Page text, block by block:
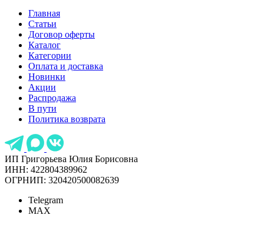
Главная
Статьи
Договор оферты
Каталог
Категории
Оплата и доставка
Новинки
Акции
Распродажа
В пути
Политика возврата
ИП Григорьева Юлия Борисовна
ИНН: 422804389962
ОГРНИП: 320420500082639
Telegram
MAX